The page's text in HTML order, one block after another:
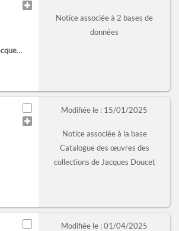
Notice associée à 2 bases de
données
Modifiée le : 15/01/2025
Notice associée à la base
Catalogue des œuvres des
collections de Jacques Doucet
Modifiée le : 01/04/2025